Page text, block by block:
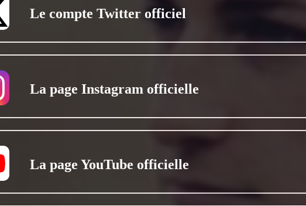
Le compte Twitter officiel
La page Instagram officielle
La page YouTube officielle